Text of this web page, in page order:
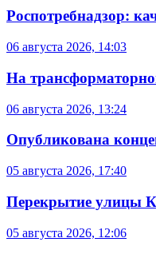
Роспотребнадзор:
06 августа 2026, 14:03
На
06 августа 2026, 13:24
Опубликована
05 августа 2026, 17:40
Перекрытие улицы
05 августа 2026, 12:06